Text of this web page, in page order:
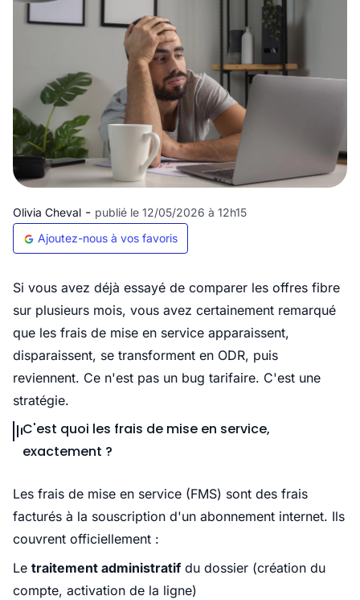
Olivia Cheval - publié le 12/05/2026 à 12h15
Ajoutez-nous à vos favoris
Si vous avez déjà essayé de comparer les offres fibre
sur plusieurs mois, vous avez certainement remarqué
que les frais de mise en service apparaissent,
disparaissent, se transforment en ODR, puis
reviennent. Ce n'est pas un bug tarifaire. C'est une
stratégie.
C'est quoi les frais de mise en service,
exactement ?
Les frais de mise en service (FMS) sont des frais
facturés à la souscription d'un abonnement internet. Ils
couvrent officiellement :
Le traitement administratifdu dossier (création du
compte, activation de la ligne)